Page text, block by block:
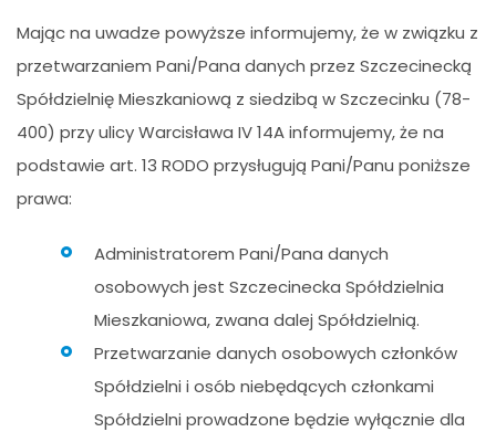
Mając na uwadze powyższe informujemy, że w związku z
przetwarzaniem Pani/Pana danych przez Szczecinecką
Spółdzielnię Mieszkaniową z siedzibą w Szczecinku (78-
400) przy ulicy Warcisława IV 14A informujemy, że na
podstawie art. 13 RODO przysługują Pani/Panu poniższe
prawa:
Administratorem Pani/Pana danych
osobowych jest Szczecinecka Spółdzielnia
Mieszkaniowa, zwana dalej Spółdzielnią.
Przetwarzanie danych osobowych członków
Spółdzielni i osób niebędących członkami
Spółdzielni prowadzone będzie wyłącznie dla